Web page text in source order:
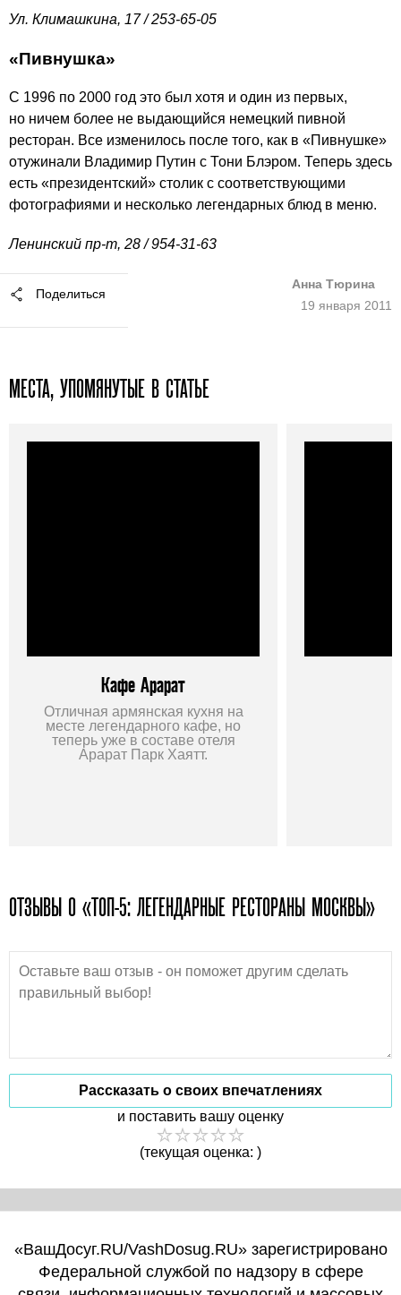
Ул. Климашкина, 17 /253-65-05
«Пивнушка»
С 1996 по 2000 год это был хотя и один из первых,
но ничем более не выдающийся немецкий пивной
ресторан. Все изменилось после того, как в «Пивнушке»
отужинали Владимир Путин с Тони Блэром. Теперь здесь
есть «президентский» столик с соответствующими
фотографиями и несколько легендарных блюд в меню.
Ленинский пр-т, 28 /954-31-63
Поделиться
Анна Тюрина
19 января 2011
МЕСТА, УПОМЯНУТЫЕ В СТАТЬЕ
Кафе Арарат
Отличная армянская кухня на
месте легендарного кафе, но
теперь уже в составе отеля
Арарат Парк Хаятт.
ОТЗЫВЫ О «ТОП-5: ЛЕГЕНДАРНЫЕ РЕСТОРАНЫ МОСКВЫ»
Рассказать о своих впечатлениях
и поставить вашу оценку
(текущая оценка: )
«ВашДосуг.RU/VashDosug.RU» зарегистрировано
Федеральной службой по надзору в сфере